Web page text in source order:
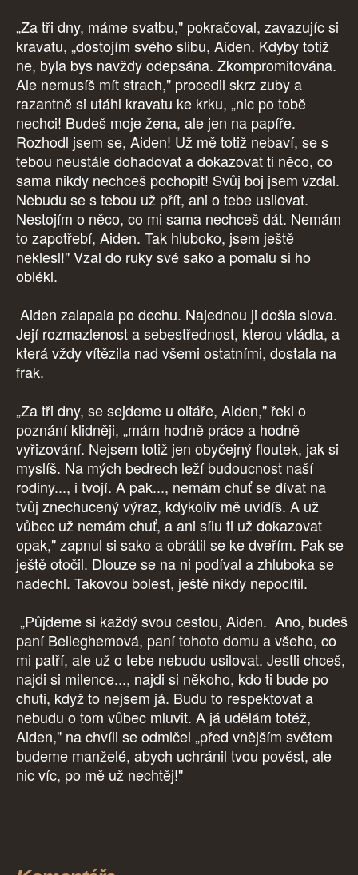
„Za tři dny, máme svatbu," pokračoval, zavazujíc si
kravatu, „dostojím svého slibu, Aiden. Kdyby totiž
ne, byla bys navždy odepsána. Zkompromitována.
Ale nemusíš mít strach," procedil skrz zuby a
razantně si utáhl kravatu ke krku, „nic po tobě
nechci! Budeš moje žena, ale jen na papíře.
Rozhodl jsem se, Aiden! Už mě totiž nebaví, se s
tebou neustále dohadovat a dokazovat ti něco, co
sama nikdy nechceš pochopit! Svůj boj jsem vzdal.
Nebudu se s tebou už přít, ani o tebe usilovat.
Nestojím o něco, co mi sama nechceš dát. Nemám
to zapotřebí, Aiden. Tak hluboko, jsem ještě
neklesl!" Vzal do ruky své sako a pomalu si ho
oblékl.
Aiden zalapala po dechu. Najednou ji došla slova.
Její rozmazlenost a sebestřednost, kterou vládla, a
která vždy vítězila nad všemi ostatními, dostala na
frak.
„Za tři dny, se sejdeme u oltáře, Aiden," řekl o
poznání klidněji, „mám hodně práce a hodně
vyřizování. Nejsem totiž jen obyčejný floutek, jak si
myslíš. Na mých bedrech leží budoucnost naší
rodiny..., i tvojí. A pak..., nemám chuť se dívat na
tvůj znechucený výraz, kdykoliv mě uvidíš. A už
vůbec už nemám chuť, a ani sílu ti už dokazovat
opak," zapnul si sako a obrátil se ke dveřím. Pak se
ještě otočil. Dlouze se na ni podíval a zhluboka se
nadechl. Takovou bolest, ještě nikdy nepocítil.
„Půjdeme si každý svou cestou, Aiden. Ano, budeš
paní Belleghemová, paní tohoto domu a všeho, co
mi patří, ale už o tebe nebudu usilovat. Jestli chceš,
najdi si milence..., najdi si někoho, kdo ti bude po
chuti, když to nejsem já. Budu to respektovat a
nebudu o tom vůbec mluvit. A já udělám totéž,
Aiden," na chvíli se odmlčel „před vnějším světem
budeme manželé, abych uchránil tvou pověst, ale
nic víc, po mě už nechtěj!"